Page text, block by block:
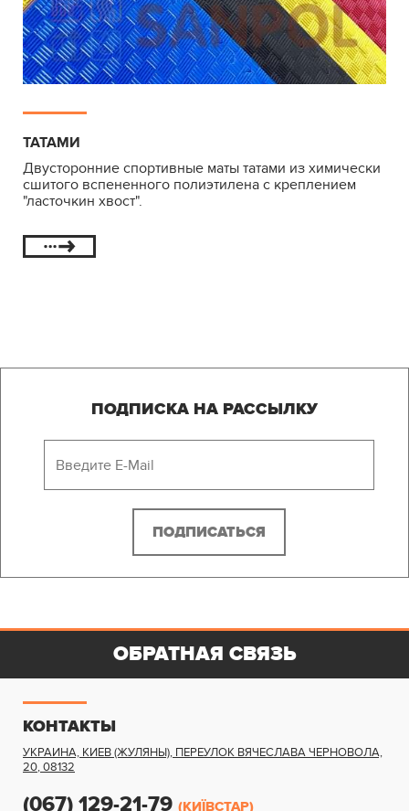
ТАТАМИ
Двусторонние спортивные маты татами из химически
сшитого вспененного полиэтилена с креплением
"ласточкин хвост".
ПОДПИСКА НА РАССЫЛКУ
КОНТАКТЫ
УКРАИНА, КИЕВ (ЖУЛЯНЫ), ПЕРЕУЛОК ВЯЧЕСЛАВА ЧЕРНОВОЛА,
20,08132
(067) 129-21-79 (КИЇВСТАР)
ОБРАТНАЯ СВЯЗЬ